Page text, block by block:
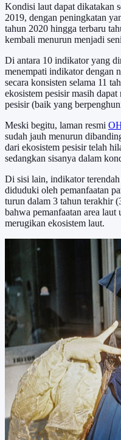
Kondisi laut dapat dikatakan
2019, dengan peningkatan
tahun 2020 hingga terbaru
kembali menurun menjadi
Di antara 10 indikator yang
menempati indikator dengan
secara konsisten selama 11
ekosistem pesisir masih
pesisir (baik yang
Meski begitu, laman resmi
sudah jauh menurun
dari ekosistem pesisir telah
sedangkan sisanya dalam
Di sisi lain, indikator
diduduki oleh pemanfaatan
turun dalam 3 tahun terakhir
bahwa pemanfaatan area
merugikan ekosistem laut.